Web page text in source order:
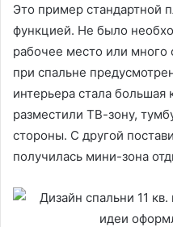
Это пример стандартной
функцией. Не было
рабочее место или много
при спальне
интерьера стала большая
разместили ТВ-зону,
стороны. С другой
получилась мини-зона